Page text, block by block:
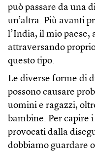
può passare da una
un’altra. Più avanti
l’India, il mio paese,
attraversando
questo tipo.
Le diverse forme di
possono causare
uomini e ragazzi,
bambine. Per capire
provocati dalla
dobbiamo guardare